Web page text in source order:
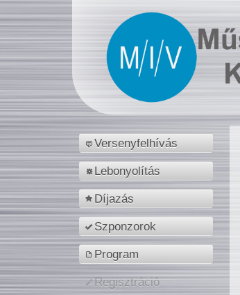
Versenyfelhívás
Lebonyolítás
Díjazás
Szponzorok
Program
Regisztráció